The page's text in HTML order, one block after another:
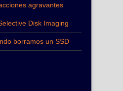
agravantes
Disk Imaging
borramos un SSD